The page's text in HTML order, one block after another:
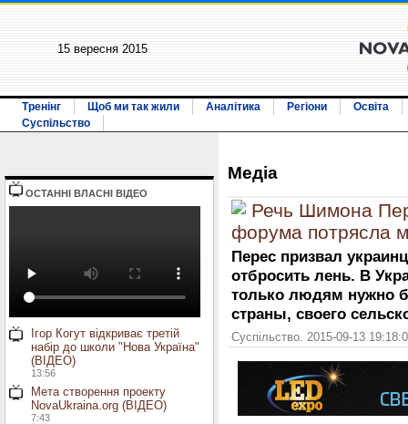
15 вересня 2015
Тренінг Щоб ми так жили Аналітика Регіони
Освіта
Суспільство
ОСТАННI ВЛАСНI ВIДЕО
Ігор Когут відкриває третій
набір до школи "Нова Україна"
(ВІДЕО)
13:56
Мета створення проекту
NovaUkraina.org (ВІДЕО)
7:43
Медiа
Речь Шимона
форума потрясла
Перес призвал
отбросить лень. В
только людям нужно
страны, своего
Суспільство. 2015-09-13